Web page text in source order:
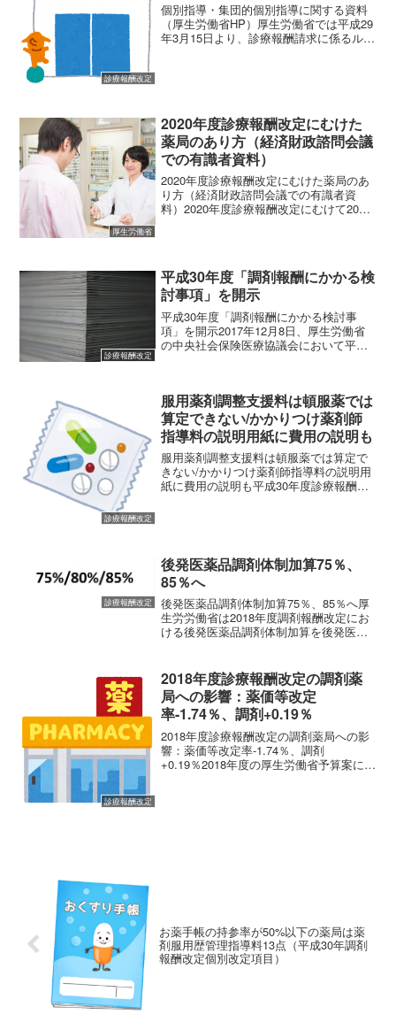
診療報酬改定
個別指導・集団的個別指導に関する資料
（厚生労働省HP）厚生労働省では平成29
年3月15日より、診療報酬請求に係るルー
厚生労働省
2020年度診療報酬改定にむけた
薬局のあり方（経済財政諮問会議
での有識者資料）
2020年度診療報酬改定にむけた薬局のあ
り方（経済財政諮問会議での有識者資
料）2020年度診療報酬改定にむけて2019
薬局関連の...
診療報酬改定
平成30年度「調剤報酬にかかる検
討事項」を開示
平成30年度「調剤報酬にかかる検討事
項」を開示2017年12月8日、厚生労働省
の中央社会保険医療協議会において平成
診療報酬改定
服用薬剤調整支援料は頓服薬では
算定できない/かかりつけ薬剤師
指導料の説明用紙に費用の説明も
服用薬剤調整支援料は頓服薬では算定で
きない/かかりつけ薬剤師指導料の説明用
紙に費用の説明も平成30年度診療報酬改
診療報酬改定
後発医薬品調剤体制加算75％、
85％へ
後発医薬品調剤体制加算75％、85％へ厚
生労労働省は2018年度調剤報酬改定にお
ける後発医薬品調剤体制加算を後発医薬
算2：後発医薬品の調剤数量が85％以上の
場合とい...
診療報酬改定
2018年度診療報酬改定の調剤薬
局への影響：薬価等改定
率-1.74％、調剤+0.19％
2018年度診療報酬改定の調剤薬局への影
響：薬価等改定率-1.74％、調剤
+0.19％2018年度の厚生労働省予算案につ
お薬手帳の持参率が50%以下の薬局は薬
剤服用歴管理指導料13点（平成30年調剤
報酬改定個別改定項目）